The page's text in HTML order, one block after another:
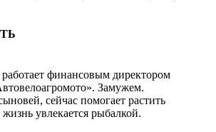
финансовым директором
Замужем.
сейчас помогает растить
увлекается рыбалкой.